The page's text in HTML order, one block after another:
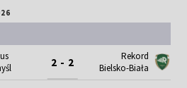
2 - 2
Rekord
Bielsko-Biała